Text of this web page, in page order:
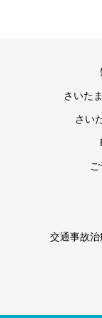
さいた
さい
交通事故